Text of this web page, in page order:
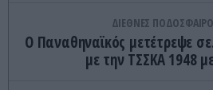
ΔΙΕΘΝΕΣ ΠΟΔΟΣΦΑΙΡΟ
Ο Παναθηναϊκός μετέτρεψε
με την ΤΣΣΚΑ 1948